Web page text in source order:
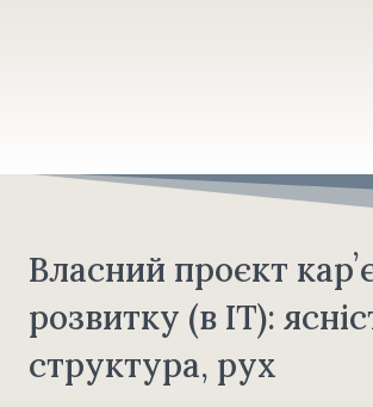
Власний проєкт
розвитку (в ІТ):
структура, рух